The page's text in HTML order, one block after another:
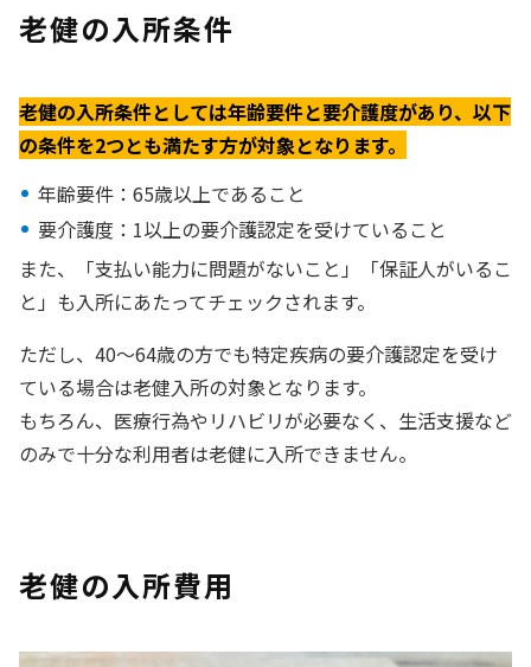
老健の入所条件
老健の入所条件としては年齢要件と要介護度があり、以下
の条件を2つとも満たす方が対象となります。
年齢要件：65歳以上であること
要介護度：1以上の要介護認定を受けていること
また、「支払い能力に問題がないこと」「保証人がいるこ
と」も入所にあたってチェックされます。
ただし、40〜64歳の方でも特定疾病の要介護認定を受け
ている場合は老健入所の対象となります。
もちろん、医療行為やリハビリが必要なく、生活支援など
のみで十分な利用者は老健に入所できません。
老健の入所費用